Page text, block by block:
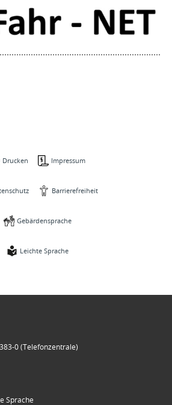
Drucken Impressum
Barrierefreiheit
Gebärdensprache
Leichte Sprache
0 (Telefonzentrale)
Sprache